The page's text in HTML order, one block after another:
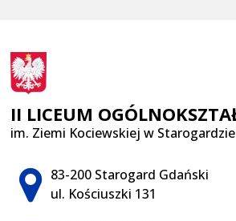
II LICEUM
im. Ziemi Kociewskiej w
Adres pocztowy:
83-200 Starogard Gdański
ul. Kościuszki 131